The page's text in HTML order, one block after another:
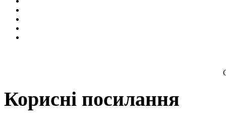
Корисні посилання